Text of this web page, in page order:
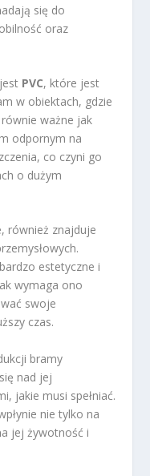
się do
oraz
PVC, które jest
w obiektach, gdzie
ważne jak
odpornym na
co czyni go
o dużym
również znajduje
estetyczne i
wymaga ono
swoje
czas.
bramy
nad jej
jakie musi spełniać.
nie tylko na
jej żywotność i